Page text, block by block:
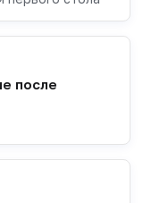
после